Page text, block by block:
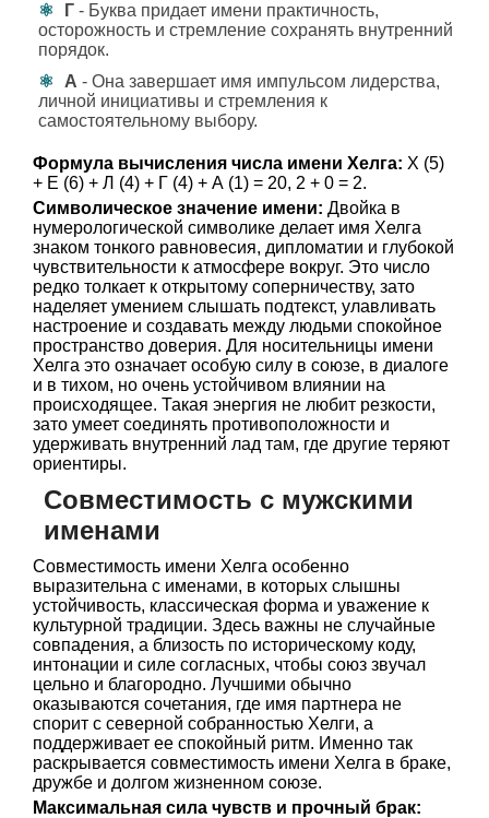
Г - Буква придает имени практичность,
осторожность и стремление сохранять внутренний
порядок.
А - Она завершает имя импульсом лидерства,
личной инициативы и стремления к
самостоятельному выбору.
Формула вычисления числа имени Хелга: Х (5)
+ Е (6) + Л (4) + Г (4) + А (1) = 20, 2 + 0 = 2.
Символическое значение имени: Двойка в
нумерологической символике делает имя Хелга
знаком тонкого равновесия, дипломатии и глубокой
чувствительности к атмосфере вокруг. Это число
редко толкает к открытому соперничеству, зато
наделяет умением слышать подтекст, улавливать
настроение и создавать между людьми спокойное
пространство доверия. Для носительницы имени
Хелга это означает особую силу в союзе, в диалоге
и в тихом, но очень устойчивом влиянии на
происходящее. Такая энергия не любит резкости,
зато умеет соединять противоположности и
удерживать внутренний лад там, где другие теряют
ориентиры.
Совместимость с мужскими
именами
Совместимость имени Хелга особенно
выразительна с именами, в которых слышны
устойчивость, классическая форма и уважение к
культурной традиции. Здесь важны не случайные
совпадения, а близость по историческому коду,
интонации и силе согласных, чтобы союз звучал
цельно и благородно. Лучшими обычно
оказываются сочетания, где имя партнера не
спорит с северной собранностью Хелги, а
поддерживает ее спокойный ритм. Именно так
раскрывается совместимость имени Хелга в браке,
дружбе и долгом жизненном союзе.
Максимальная сила чувств и прочный брак: